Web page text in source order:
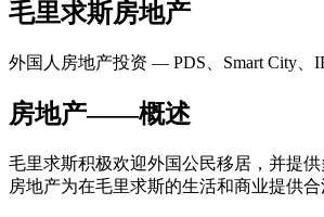
毛里求斯房地产
外国人房地产投资 — PDS、Smart City、
房地产——概述
毛里求斯积极欢迎外国公民移居，并提供
房地产为在毛里求斯的生活和商业提供合